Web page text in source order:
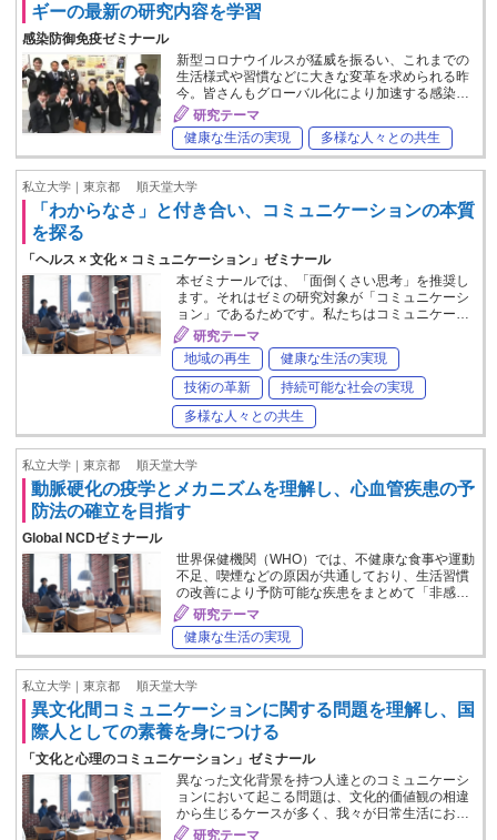
ギーの最新の研究内容を学習
感染防御免疫ゼミナール
新型コロナウイルスが猛威を振るい、これまでの
生活様式や習慣などに大きな変革を求められる昨
今。皆さんもグローバル化により加速する感染…
研究テーマ
健康な生活の実現
多様な人々との共生
私立大学｜東京都 順天堂大学
「わからなさ」と付き合い、コミュニケーションの本質
を探る
「ヘルス × 文化 × コミュニケーション」ゼミナール
本ゼミナールでは、「面倒くさい思考」を推奨し
ます。それはゼミの研究対象が「コミュニケーシ
ョン」であるためです。私たちはコミュニケー…
研究テーマ
地域の再生
健康な生活の実現
技術の革新
持続可能な社会の実現
多様な人々との共生
私立大学｜東京都 順天堂大学
動脈硬化の疫学とメカニズムを理解し、心血管疾患の予
防法の確立を目指す
Global NCDゼミナール
世界保健機関（WHO）では、不健康な食事や運動
不足、喫煙などの原因が共通しており、生活習慣
の改善により予防可能な疾患をまとめて「非感…
研究テーマ
健康な生活の実現
私立大学｜東京都 順天堂大学
異文化間コミュニケーションに関する問題を理解し、国
際人としての素養を身につける
「文化と心理のコミュニケーション」ゼミナール
異なった文化背景を持つ人達とのコミュニケーシ
ョンにおいて起こる問題は、文化的価値観の相違
から生じるケースが多く、我々が日常生活にお…
研究テーマ